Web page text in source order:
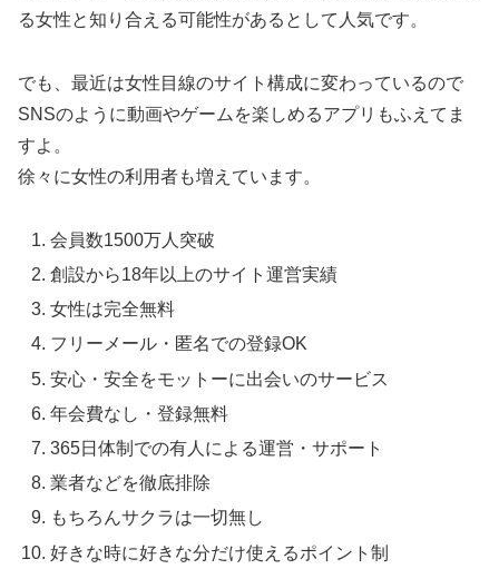
る女性と知り合える可能性があるとして人気です。
でも、最近は女性目線のサイト構成に変わっているので
SNSのように動画やゲームを楽しめるアプリもふえてま
すよ。
徐々に女性の利用者も増えています。
会員数1500万人突破
創設から18年以上のサイト運営実績
女性は完全無料
フリーメール・匿名での登録OK
安心・安全をモットーに出会いのサービス
年会費なし・登録無料
365日体制での有人による運営・サポート
業者などを徹底排除
もちろんサクラは一切無し
好きな時に好きな分だけ使えるポイント制